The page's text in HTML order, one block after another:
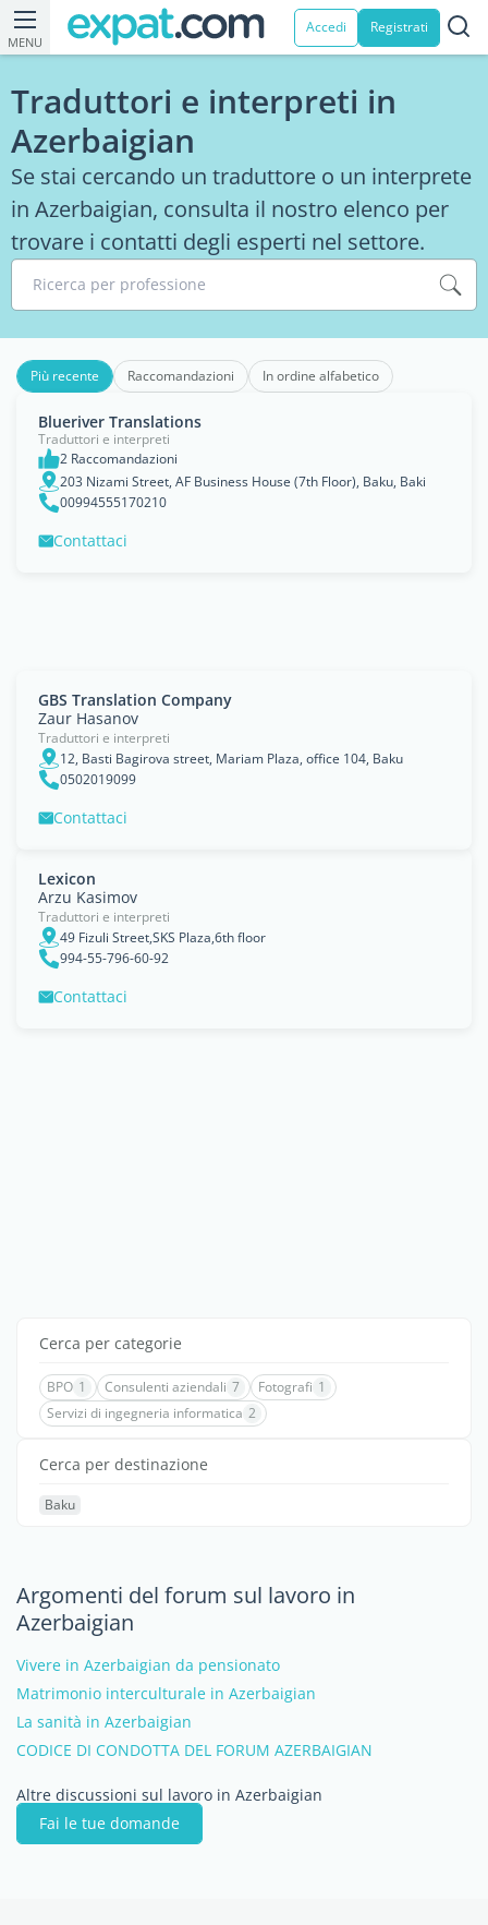
MENU
Accedi Registrati
Traduttori e interpreti in
Azerbaigian
Se stai cercando un traduttore o un interprete
in Azerbaigian, consulta il nostro elenco per
trovare i contatti degli esperti nel settore.
Ricerca per professione
Più recente Raccomandazioni In ordine alfabetico
Blueriver Translations
Traduttori e interpreti
2 Raccomandazioni
203 Nizami Street, AF Business House (7th Floor), Baku, Baki
00994555170210
Contattaci
GBS Translation Company
Zaur Hasanov
Traduttori e interpreti
12, Basti Bagirova street, Mariam Plaza, office 104, Baku
0502019099
Contattaci
Lexicon
Arzu Kasimov
Traduttori e interpreti
49 Fizuli Street,SKS Plaza,6th floor
994-55-796-60-92
Contattaci
Cerca per categorie
BPO 1 Consulenti aziendali 7 Fotografi 1
Servizi di ingegneria informatica 2
Cerca per destinazione
Baku
Argomenti del forum sul lavoro in
Azerbaigian
Vivere in Azerbaigian da pensionato
Matrimonio interculturale in Azerbaigian
La sanità in Azerbaigian
CODICE DI CONDOTTA DEL FORUM AZERBAIGIAN
Altre discussioni sul lavoro in Azerbaigian
Fai le tue domande